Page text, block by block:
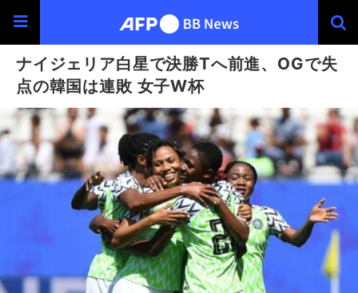
ナイジェリア白星で決勝Tへ前進、OGで失
点の韓国は連敗 女子W杯